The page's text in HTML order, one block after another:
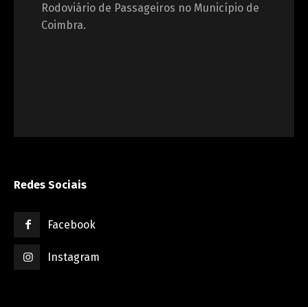
Rodoviário de Passageiros no Município de
Coimbra.
Redes Sociais
Facebook
Instagram